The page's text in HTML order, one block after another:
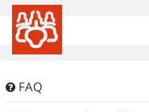
FAQ